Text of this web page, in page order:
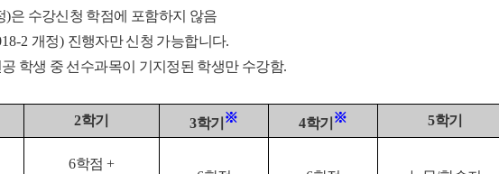
)은 수강신청 학점에 포함하지 않음
2 개정) 진행자만 신청 가능합니다.
학생 중 선수과목이 기지정된 학생만 수강함.
2학기 3학기 ※ 4학기 ※ 5학기
6학점 +